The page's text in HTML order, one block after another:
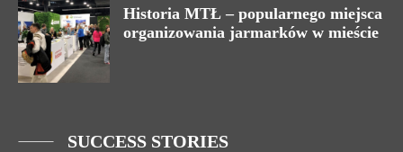
Historia MTŁ – popularnego miejsca
organizowania jarmarków w mieście
SUCCESS STORIES